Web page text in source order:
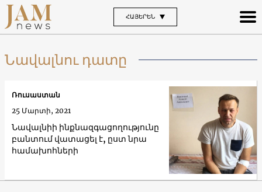
ՀԱՅԵՐԵՆ
Նավալնու դատը
Նավալնիի ինքնազգացողությունը
բանտում վատացել է, ըստ նրա
համախոհների
Ռուսաստան
25 Մարտի, 2021